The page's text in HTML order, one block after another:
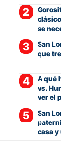
se
San
que
A qué
vs.
ver el
San
casa y